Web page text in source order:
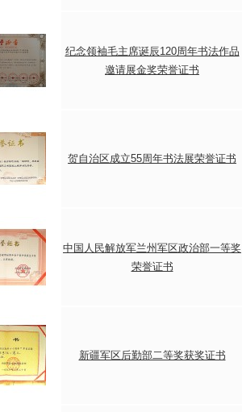
纪念领袖毛主席诞辰120周年书法作品
邀请展金奖荣誉证书
贺自治区成立55周年书法展荣誉证书
中国人民解放军兰州军区政治部一等奖
荣誉证书
新疆军区后勤部二等奖获奖证书